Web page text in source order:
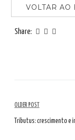
VOLTAR AO
Share:
Navegação
de
OLDER POST
Tributus: crescimento e